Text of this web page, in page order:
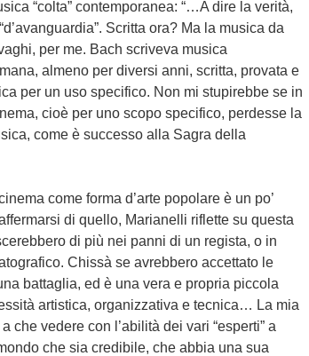
“colta” contemporanea: “…A dire la verità,
Scritta ora? Ma la musica da
per me. Bach scriveva musica
almeno per diversi anni, scritta, provata e
per un uso specifico. Non mi stupirebbe se in
cioè per uno scopo specifico, perdesse la
come è successo alla Sagra della
come forma d’arte popolare è un po’
di quello, Marianelli riflette su questa
di più nei panni di un regista, o in
Chissà se avrebbero accettato le
battaglia, ed è una vera e propria piccola
artistica, organizzativa e tecnica… La mia
vedere con l’abilità dei vari “esperti” a
che sia credibile, che abbia una sua